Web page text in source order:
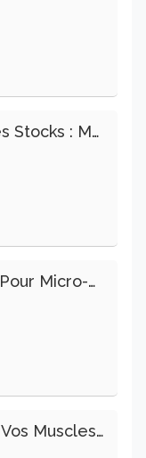
Gestion Des Stocks : Meilleures Pratiques Intralogistiques
Assurance Pour Micro-Entrepreneur : Les Garanties Essentielles À Connaître
Renforcez Vos Muscles Profonds Pour Apaiser Votre Mal De Dos